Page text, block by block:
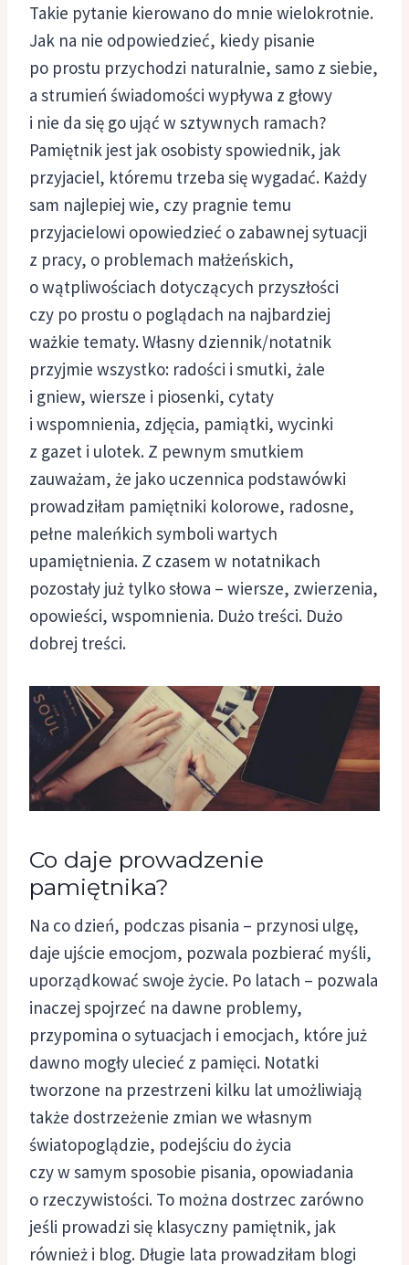
Takie pytanie kierowano do mnie wielokrotnie.
Jak na nie odpowiedzieć, kiedy pisanie
po prostu przychodzi naturalnie, samo z siebie,
a strumień świadomości wypływa z głowy
i nie da się go ująć w sztywnych ramach?
Pamiętnik jest jak osobisty spowiednik, jak
przyjaciel, któremu trzeba się wygadać. Każdy
sam najlepiej wie, czy pragnie temu
przyjacielowi opowiedzieć o zabawnej sytuacji
z pracy, o problemach małżeńskich,
o wątpliwościach dotyczących przyszłości
czy po prostu o poglądach na najbardziej
ważkie tematy. Własny dziennik/notatnik
przyjmie wszystko: radości i smutki, żale
i gniew, wiersze i piosenki, cytaty
i wspomnienia, zdjęcia, pamiątki, wycinki
z gazet i ulotek. Z pewnym smutkiem
zauważam, że jako uczennica podstawówki
prowadziłam pamiętniki kolorowe, radosne,
pełne maleńkich symboli wartych
upamiętnienia. Z czasem w notatnikach
pozostały już tylko słowa – wiersze, zwierzenia,
opowieści, wspomnienia. Dużo treści. Dużo
dobrej treści.
Co daje prowadzenie
pamiętnika?
Na co dzień, podczas pisania – przynosi ulgę,
daje ujście emocjom, pozwala pozbierać myśli,
uporządkować swoje życie. Po latach – pozwala
inaczej spojrzeć na dawne problemy,
przypomina o sytuacjach i emocjach, które już
dawno mogły ulecieć z pamięci. Notatki
tworzone na przestrzeni kilku lat umożliwiają
także dostrzeżenie zmian we własnym
światopoglądzie, podejściu do życia
czy w samym sposobie pisania, opowiadania
o rzeczywistości. To można dostrzec zarówno
jeśli prowadzi się klasyczny pamiętnik, jak
również i blog. Długie lata prowadziłam blogi